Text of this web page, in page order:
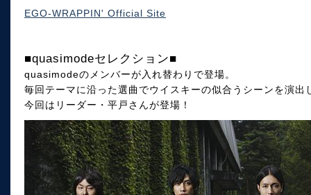
EGO-WRAPPIN' Official Site
■quasimodeセレクション■
quasimodeのメンバーが入れ替わりで登場。
毎回テーマに沿った選曲でウイスキーの似合うシーンを演出
今回はリーダー・平戸さんが登場！